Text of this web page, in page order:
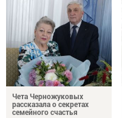
Чета Черножуковых
рассказала о секретах
семейного счастья